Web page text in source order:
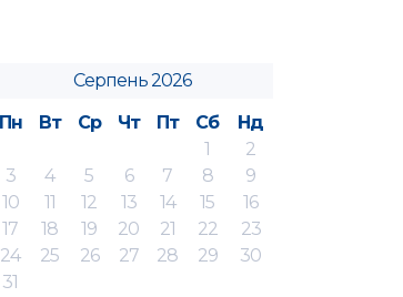
Серпень 2026
Пн
Вт Ср Чт Пт Сб
Нд
1
2
3
4 5 6 7 8
9
10
11 12 13 14 15
16
17
18 19 20 21 22
23
24
25 26 27 28 29
30
31